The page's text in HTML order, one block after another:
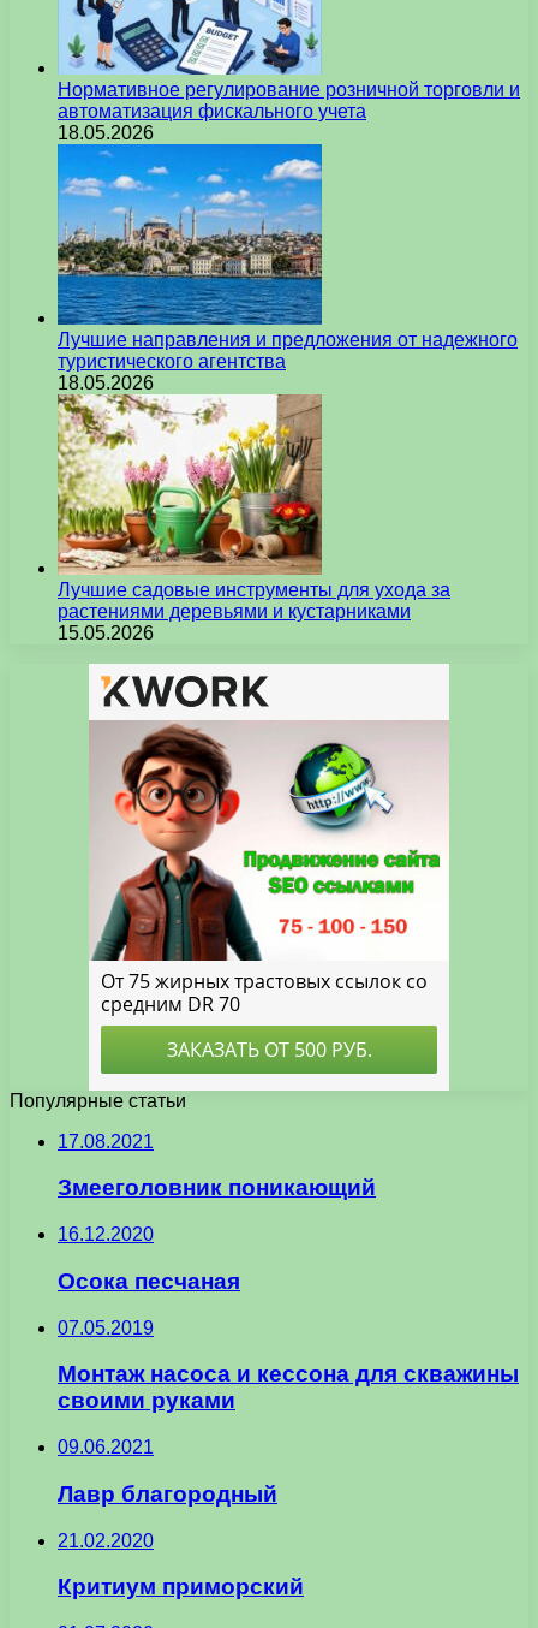
Нормативное регулирование розничной торговли и
автоматизация фискального учета
18.05.2026
Лучшие направления и предложения от надежного
туристического агентства
18.05.2026
Лучшие садовые инструменты для ухода за
растениями деревьями и кустарниками
15.05.2026
Популярные статьи
17.08.2021
Змееголовник поникающий
16.12.2020
Осока песчаная
07.05.2019
Монтаж насоса и кессона для скважины
своими руками
09.06.2021
Лавр благородный
21.02.2020
Критиум приморский